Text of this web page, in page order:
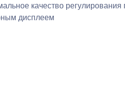
качество
дисплеем